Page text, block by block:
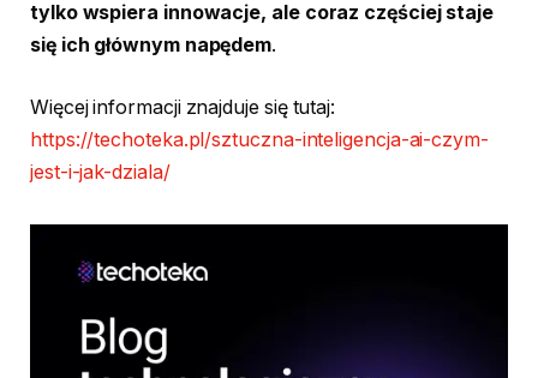
tylko wspiera innowacje, ale coraz częściej staje
się ich głównym napędem.
Więcej informacji znajduje się tutaj:
https://techoteka.pl/sztuczna-inteligencja-ai-czym-
jest-i-jak-dziala/